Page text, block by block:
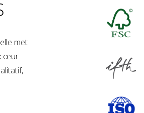
met
cœur